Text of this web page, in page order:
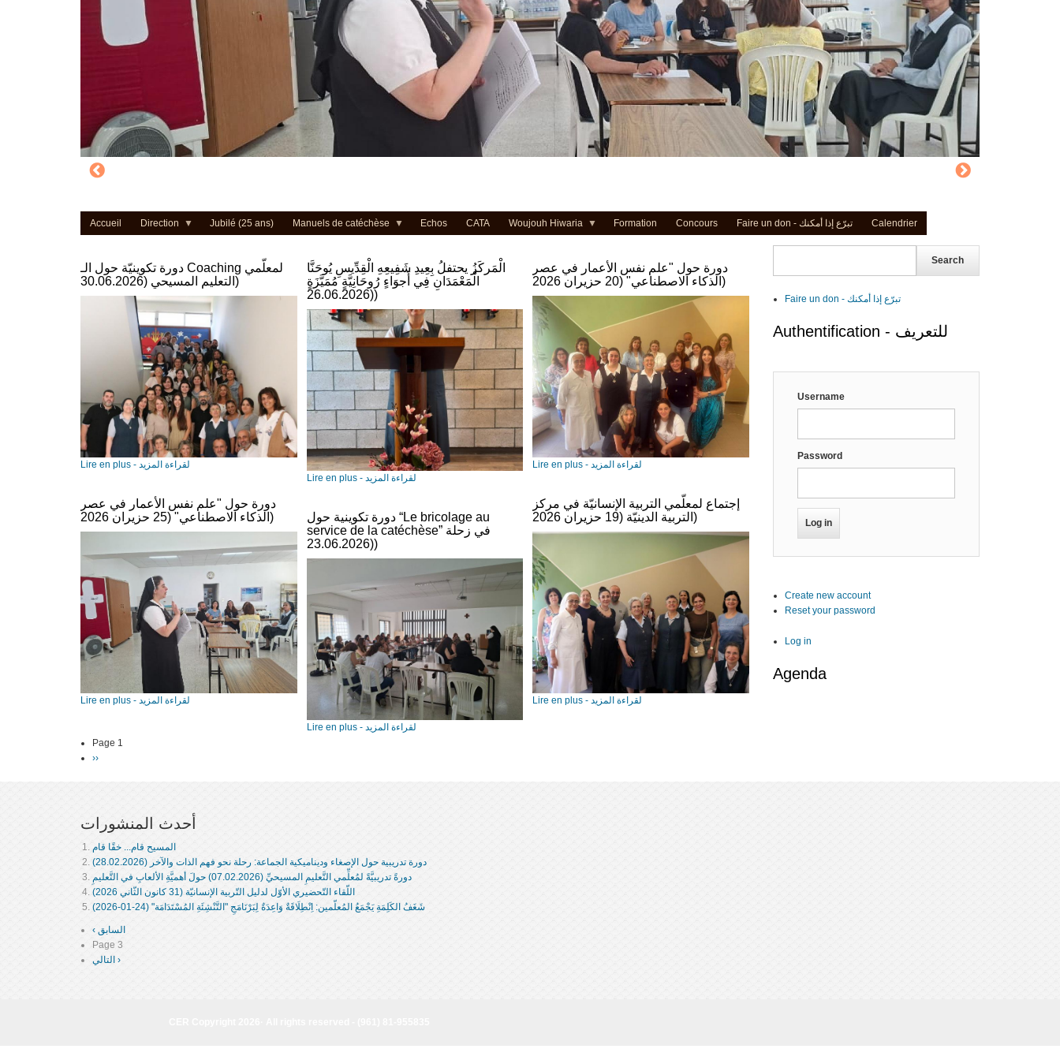
Accueil Direction Jubilé (25 ans) Manuels de catéchèse Echos CATA Woujouh Hiwaria Formation Concours Faire un don - تبرّع إذا أمكنك Calendrier
دورة تكوينيّة حول الـ Coaching لمعلّمي
التعليم المسيحي (30.06.2026)
Lire en plus - لقراءة المزيد
دورة حول "علم نفس الأعمار في عصر
الذكاء الاصطناعي" (25 حزيران 2026)
Lire en plus - لقراءة المزيد
الْمَركَزُ يحتفلُ بِعِيدِ شَفِيعِهِ الْقِدِّيسِ يُوحَنَّا
الْمَعْمَدَانِ فِي أَجوَاءٍ رُوحَانِيَّةٍ مُمَيَّزَةٍ
(26.06.2026)
Lire en plus - لقراءة المزيد
دورة تكوينية حول “Le bricolage au
service de la catéchèse” في زحلة
(23.06.2026)
Lire en plus - لقراءة المزيد
دورة حول "علم نفس الأعمار في عصر
الذكاء الاصطناعي" (20 حزيران 2026)
Lire en plus - لقراءة المزيد
إجتماع لمعلّمي التربية الإنسانيّة في مركز
التربية الدينيّة (19 حزيران 2026)
Lire en plus - لقراءة المزيد
Pagination
Page 1
Next
››
Faire un don - تبرّع إذا أمكنك
Authentification - للتعريف
Username
Password
Create new account
Reset your password
Log in
Agenda
أحدث المنشورات
المسيح قام... خقًا قام
دورة تدريبية حول الإصغاء وديناميكية الجماعة: رحلة نحو فهم الذات والآخر (28.02.2026)
دورةً تدريبيَّةً لمُعلِّمي التَّعليمِ المسيحيِّ (07.02.2026) حولَ أهميَّةِ الألعابِ في التَّعليمِ
اللّقاء التّحضيري الأوّل لدليل التّربية الإنسانيّة (31 كانون الثّاني 2026)
شَغَفُ الكَلِمَةِ يَجْمَعُ المُعلّمين: اِنْطِلَاقَةٌ وَاعِدَةٌ لِبَرْنَامَجِ "التَّنْشِئَةِ المُسْتَدَامَة" (24-01-2026)
Pagination
Previous
page
‹ السابق
Page 3
Next التالي ›